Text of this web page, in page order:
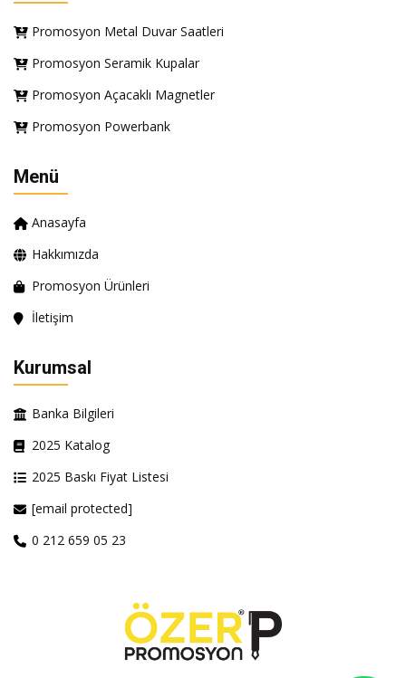
Promosyon Metal Duvar Saatleri
Promosyon Seramik Kupalar
Promosyon Açacaklı Magnetler
Promosyon Powerbank
Menü
Anasayfa
Hakkımızda
Promosyon Ürünleri
İletişim
Kurumsal
Banka Bilgileri
2025 Katalog
2025 Baskı Fiyat Listesi
[email protected]
0 212 659 05 23